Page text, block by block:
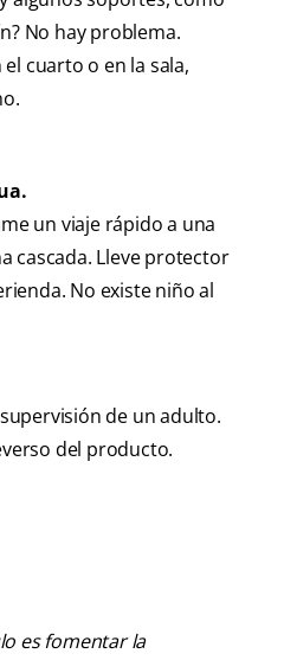
No hay problema.
cuarto o en la sala,
un viaje rápido a una
cascada. Lleve protector
No existe niño al
de un adulto.
del producto.
es fomentar la